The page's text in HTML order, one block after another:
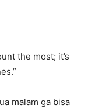
the most; it’s
malam ga bisa